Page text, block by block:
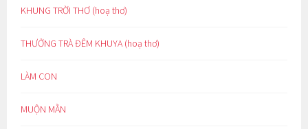
KHUNG TRỜI THƠ (hoạ thơ)
THƯỞNG TRÀ ĐÊM KHUYA (hoạ thơ)
LÀM CON
MUỘN MẰN